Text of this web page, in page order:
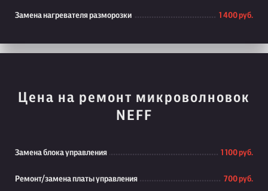
Замена нагревателя разморозки 1 400 руб.
Цена на ремонт микроволновок
NEFF
Замена блока управления 1 100 руб.
Ремонт/замена платы управления 700 руб.